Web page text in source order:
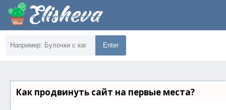
Enter
Как продвинуть сайт на первые места?